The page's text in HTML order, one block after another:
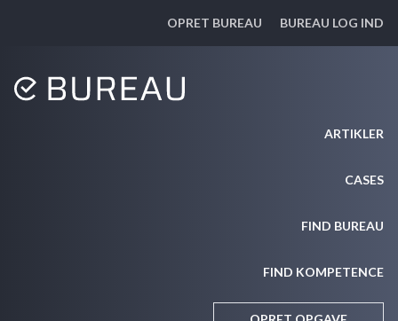
OPRET BUREAU BUREAU LOG IND
ARTIKLER
CASES
FIND BUREAU
FIND KOMPETENCE